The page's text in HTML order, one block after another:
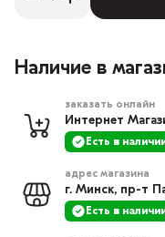
Наличие в
заказать онлайн
Интернет
Есть в
адрес магазина
г. Минск, пр-т
Есть в